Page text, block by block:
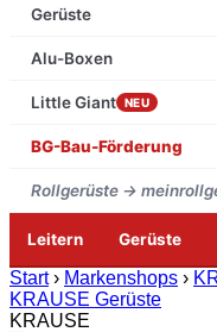
Gerüste
Alu-Boxen
Little Giant NEU
BG-Bau-Förderung
Rollgerüste →
Leitern Gerüste
Zum
Inhalt
springen
Start › Markenshops ›
KRAUSE Gerüste
KRAUSE